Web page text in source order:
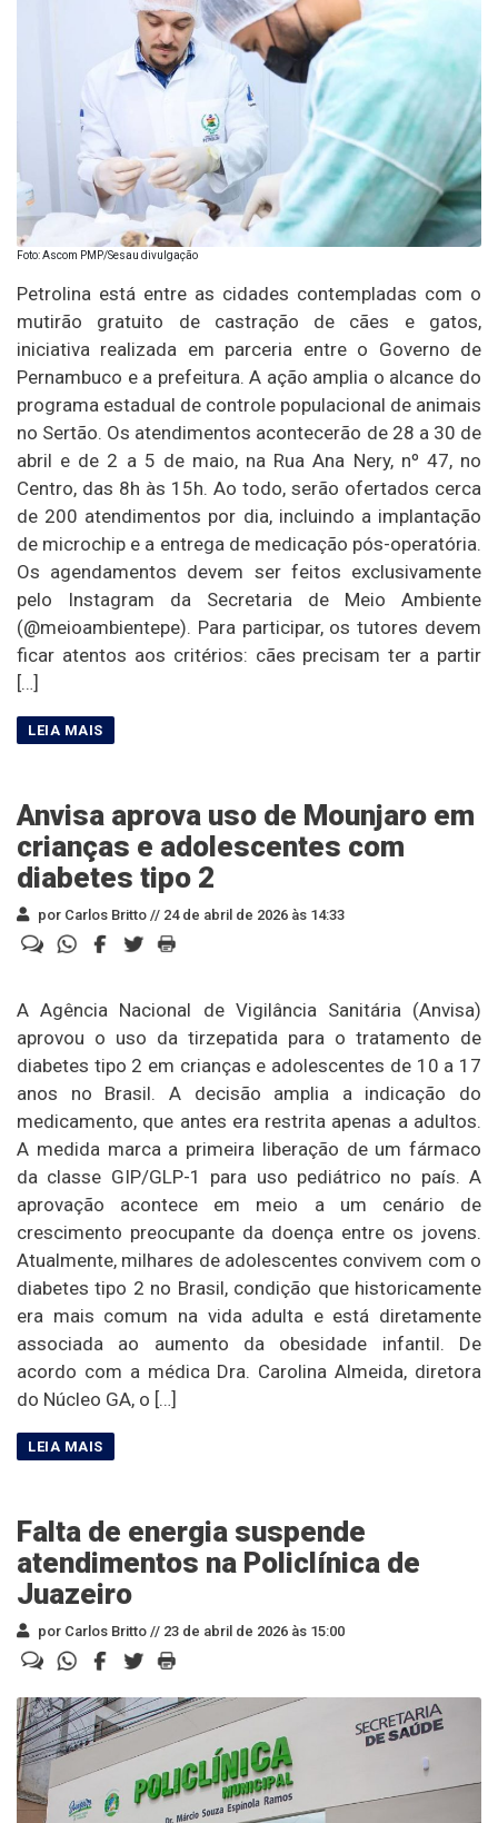
Foto: Ascom PMP/Sesau divulgação
Petrolina está entre as cidades contempladas com o
mutirão gratuito de castração de cães e gatos,
iniciativa realizada em parceria entre o Governo de
Pernambuco e a prefeitura. A ação amplia o alcance do
programa estadual de controle populacional de animais
no Sertão. Os atendimentos acontecerão de 28 a 30 de
abril e de 2 a 5 de maio, na Rua Ana Nery, nº 47, no
Centro, das 8h às 15h. Ao todo, serão ofertados cerca
de 200 atendimentos por dia, incluindo a implantação
de microchip e a entrega de medicação pós-operatória.
Os agendamentos devem ser feitos exclusivamente
pelo Instagram da Secretaria de Meio Ambiente
(@meioambientepe). Para participar, os tutores devem
ficar atentos aos critérios: cães precisam ter a partir
[…]
Anvisa aprova uso de Mounjaro em
crianças e adolescentes com
diabetes tipo 2
por Carlos Britto // 24 de abril de 2026 às 14:33
A Agência Nacional de Vigilância Sanitária (Anvisa)
aprovou o uso da tirzepatida para o tratamento de
diabetes tipo 2 em crianças e adolescentes de 10 a 17
anos no Brasil. A decisão amplia a indicação do
medicamento, que antes era restrita apenas a adultos.
A medida marca a primeira liberação de um fármaco
da classe GIP/GLP-1 para uso pediátrico no país. A
aprovação acontece em meio a um cenário de
crescimento preocupante da doença entre os jovens.
Atualmente, milhares de adolescentes convivem com o
diabetes tipo 2 no Brasil, condição que historicamente
era mais comum na vida adulta e está diretamente
associada ao aumento da obesidade infantil. De
acordo com a médica Dra. Carolina Almeida, diretora
do Núcleo GA, o […]
Falta de energia suspende
atendimentos na Policlínica de
Juazeiro
por Carlos Britto // 23 de abril de 2026 às 15:00